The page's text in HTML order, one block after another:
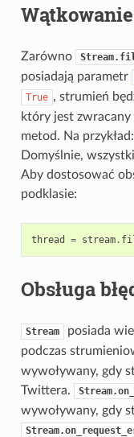
Wątkowanie
Zarówno
posiadają parametr
True , strumień
który jest
metod. Na
Domyślnie,
Aby dostosować
podklasie:
thread = stream.
Obsługa
Stream
posiada
podczas
wywoływany, gdy
Twittera.
wywoływany, gdy